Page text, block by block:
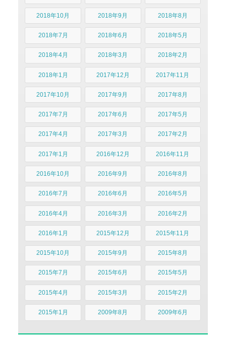
2018年10月 2018年9月 2018年8月
2018年7月 2018年6月 2018年5月
2018年4月 2018年3月 2018年2月
2018年1月 2017年12月 2017年11月
2017年10月 2017年9月 2017年8月
2017年7月 2017年6月 2017年5月
2017年4月 2017年3月 2017年2月
2017年1月 2016年12月 2016年11月
2016年10月 2016年9月 2016年8月
2016年7月 2016年6月 2016年5月
2016年4月 2016年3月 2016年2月
2016年1月 2015年12月 2015年11月
2015年10月 2015年9月 2015年8月
2015年7月 2015年6月 2015年5月
2015年4月 2015年3月 2015年2月
2015年1月 2009年8月 2009年6月